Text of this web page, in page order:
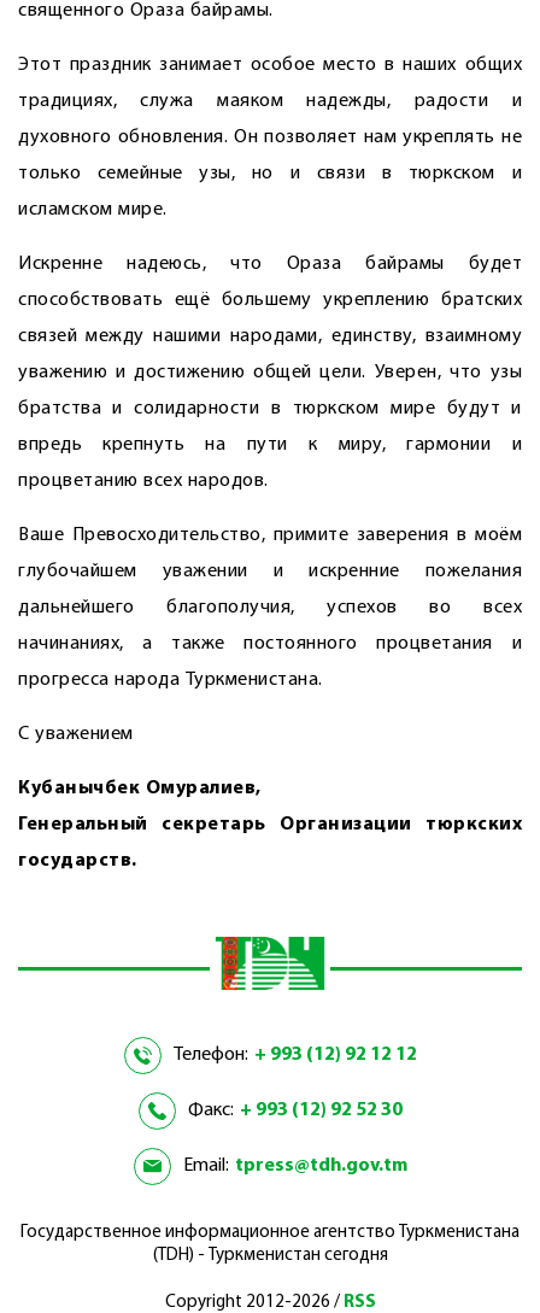
священного Ораза байрамы.
Этот праздник занимает особое место в наших общих
традициях, служа маяком надежды, радости и
духовного обновления. Он позволяет нам укреплять не
только семейные узы, но и связи в тюркском и
исламском мире.
Искренне надеюсь, что Ораза байрамы будет
способствовать ещё большему укреплению братских
связей между нашими народами, единству, взаимному
уважению и достижению общей цели. Уверен, что узы
братства и солидарности в тюркском мире будут и
впредь крепнуть на пути к миру, гармонии и
процветанию всех народов.
Ваше Превосходительство, примите заверения в моём
глубочайшем уважении и искренние пожелания
дальнейшего благополучия, успехов во всех
начинаниях, а также постоянного процветания и
прогресса народа Туркменистана.
С уважением
Кубанычбек Омуралиев,
Генеральный секретарь Организации тюркских
государств.
Телефон: + 993 (12) 92 12 12
Факс: + 993 (12) 92 52 30
Email: tpress@tdh.gov.tm
Государственное информационное агентство Туркменистана
(TDH) - Туркменистан сегодня
Copyright 2012-2026 / RSS